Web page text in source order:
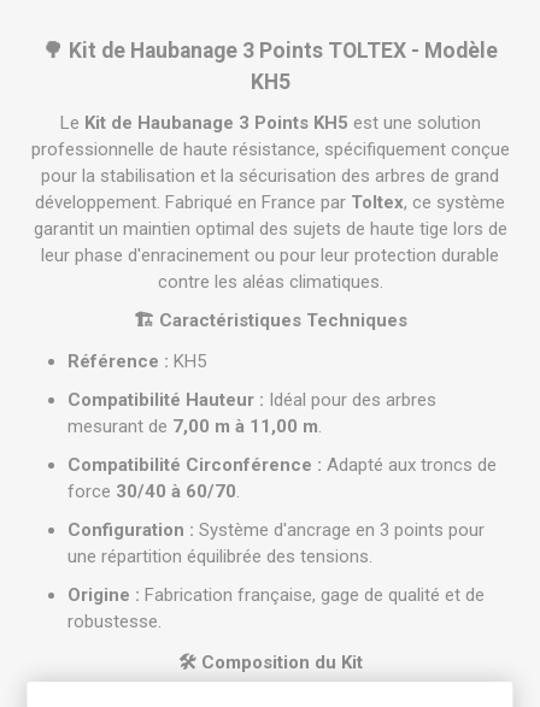
🌳 Kit de Haubanage 3 Points TOLTEX - Modèle
KH5
Le Kit de Haubanage 3 Points KH5 est une solution
professionnelle de haute résistance, spécifiquement conçue
pour la stabilisation et la sécurisation des arbres de grand
développement. Fabriqué en France par Toltex, ce système
garantit un maintien optimal des sujets de haute tige lors de
leur phase d'enracinement ou pour leur protection durable
contre les aléas climatiques.
🏗️ Caractéristiques Techniques
Référence : KH5
Compatibilité Hauteur : Idéal pour des arbres
mesurant de 7,00 m à 11,00 m.
Compatibilité Circonférence : Adapté aux troncs de
force 30/40 à 60/70.
Configuration : Système d'ancrage en 3 points pour
une répartition équilibrée des tensions.
Origine : Fabrication française, gage de qualité et de
robustesse.
🛠️ Composition du Kit